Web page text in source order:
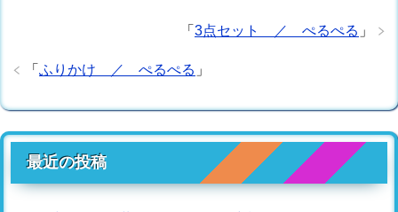
「 3点セット ／ ぺるぺる 」
「 ふりかけ ／ ぺるぺる 」
最近の投稿